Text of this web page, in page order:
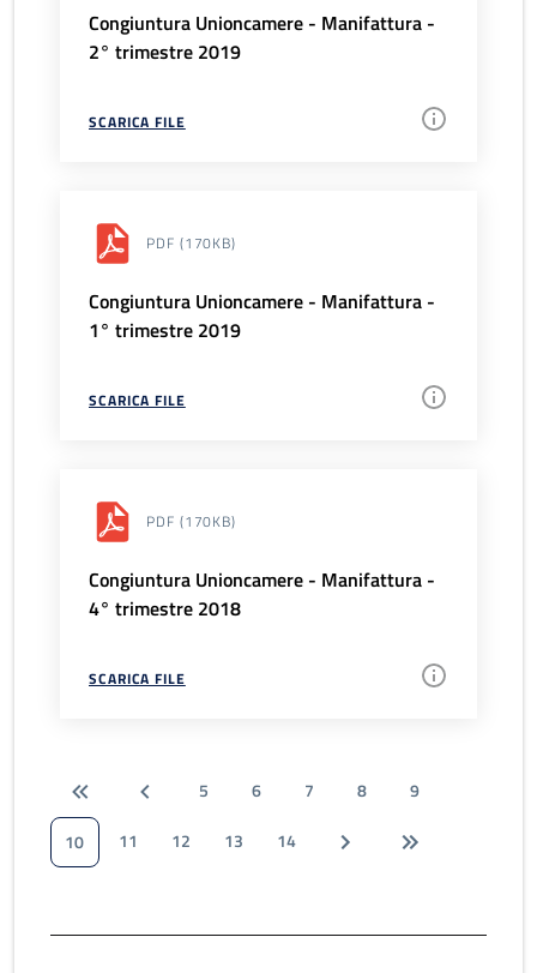
Congiuntura Unioncamere - Manifattura -
2° trimestre 2019
SCARICA FILE
PDF (170KB)
Congiuntura Unioncamere - Manifattura -
1° trimestre 2019
SCARICA FILE
PDF (170KB)
Congiuntura Unioncamere - Manifattura -
4° trimestre 2018
SCARICA FILE
5 6 7 8
9
10
11 12 13 14